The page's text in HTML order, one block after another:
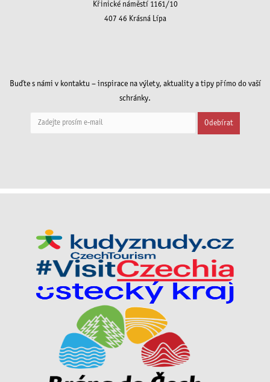
Křinické náměstí 1161/10
407 46 Krásná Lípa
Buďte s námi v kontaktu – inspirace na výlety, aktuality a tipy přímo do vaší
schránky.
Odebírat